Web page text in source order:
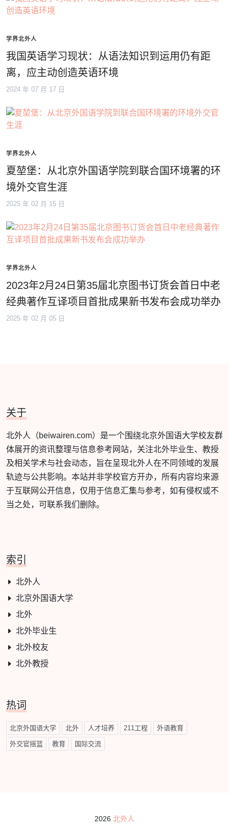
学界北外人
我国英语学习现状：从语法知识到运用仍有距
离，应主动创造英语环境
2024 年 07 月 17 日
学界北外人
夏堃堡：从北京外国语学院到联合国环境署的环
境外交官生涯
2025 年 02 月 15 日
学界北外人
2023年2月24日第35届北京图书订货会首日中老
经典著作互译项目首批成果新书发布会成功举办
2025 年 02 月 05 日
关于
北外人（beiwairen.com）是一个围绕北京外国语大学校友群
体展开的资讯整理与信息参考网站，关注北外毕业生、教授
及相关学术与社会动态，旨在呈现北外人在不同领域的发展
轨迹与公共影响。本站并非学校官方开办，所有内容均来源
于互联网公开信息，仅用于信息汇集与参考，如有侵权或不
当之处，可联系我们删除。
索引
北外人
北京外国语大学
北外
北外毕业生
北外校友
北外教授
热词
北京外国语大学 北外 人才培养 211工程 外语教育
外交官摇篮 教育 国际交流
2026 北外人